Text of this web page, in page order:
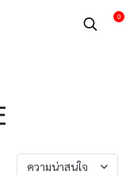
0
ความน่าสนใจ